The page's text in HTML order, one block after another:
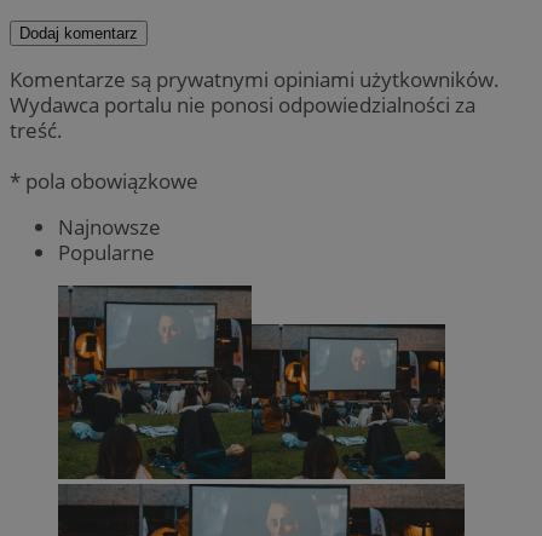
Dodaj komentarz
Komentarze są prywatnymi opiniami użytkowników.
Wydawca portalu nie ponosi odpowiedzialności za
treść.
* pola obowiązkowe
Najnowsze
Popularne